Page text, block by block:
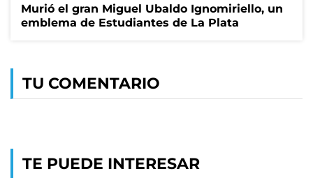
Murió el gran Miguel Ubaldo Ignomiriello, un
emblema de Estudiantes de La Plata
TU COMENTARIO
TE PUEDE INTERESAR